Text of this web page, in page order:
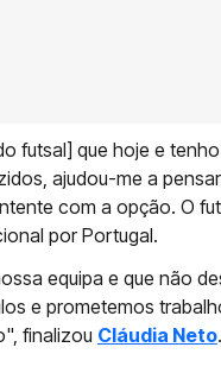
futsal] que hoje e
ajudou-me a
com a opção. O
por Portugal.
equipa e que não
e prometemos
finalizou Cláudia Neto.